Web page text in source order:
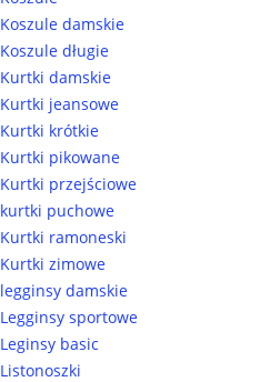
Koszule damskie
Koszule długie
Kurtki damskie
Kurtki jeansowe
Kurtki krótkie
Kurtki pikowane
Kurtki przejściowe
kurtki puchowe
Kurtki ramoneski
Kurtki zimowe
legginsy damskie
Legginsy sportowe
Leginsy basic
Listonoszki